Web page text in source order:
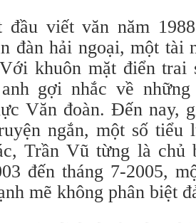
đầu viết văn năm
đàn hải ngoại, một tài
khuôn mặt điển trai
gợi nhắc về
Văn đoàn. Đến nay,
ngắn, một số tiểu
Trần Vũ từng là
đến tháng 7-2005,
mẽ không phân biệt